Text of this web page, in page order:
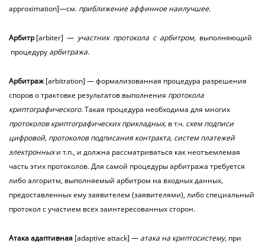
approximation]—см. приближение аффинное наилучшее.
Арбитр [arbiter] — участник протокола с арбитром, выполняющий
процедуру арбитража.
Арбитраж [arbitration] — формализованная процедура разрешения
споров о трактовке результатов выполнения протокола
криптографического.Такая процедура необходима для многих
протоколов криптографических прикладных, в т.ч. схем подписи
цифровой, протоколов подписания контракта, систем платежей
электронныхи т.п., и должна рассматриваться как неотъемлемая
часть этих протоколов. Для самой процедуры арбитража требуется
либо алгоритм, выполняемый арбитром на входных данных,
предоставленных ему заявителем (заявителями), либо специальный
протокол с участием всех заинтересованных сторон.
Атакаадаптивная [adaptive attack] — атака на криптосистему, при